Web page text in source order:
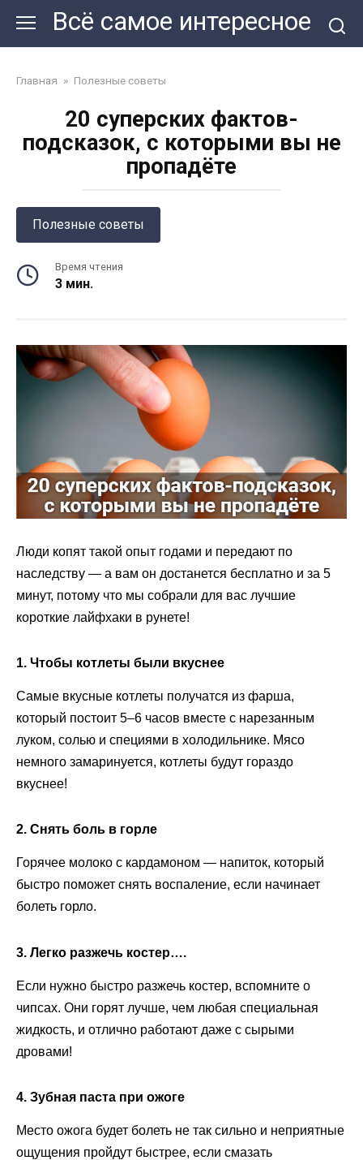
контенту
Всё самое интересное
Главная » Полезные советы
20 суперских фактов-
подсказок, с которыми вы не
пропадёте
Полезные советы
Время чтения
3 мин.
Люди копят такой опыт годами и передают по
наследству — а вам он достанется бесплатно и за 5
минут, потому что мы собрали для вас лучшие
короткие лайфхаки в рунете!
1. Чтобы котлеты были вкуснее
Самые вкусные котлеты получатся из фарша,
который постоит 5–6 часов вместе с нарезанным
луком, солью и специями в холодильнике. Мясо
немного замаринуется, котлеты будут гораздо
вкуснее!
2. Снять боль в горле
Горячее молоко с кардамоном — напиток, который
быстро поможет снять воспаление, если начинает
болеть горло.
3. Легко разжечь костер….
Если нужно быстро разжечь костер, вспомните о
чипсах. Они горят лучше, чем любая специальная
жидкость, и отлично работают даже с сырыми
дровами!
4. Зубная паста при ожоге
Место ожога будет болеть не так сильно и неприятные
ощущения пройдут быстрее, если смазать